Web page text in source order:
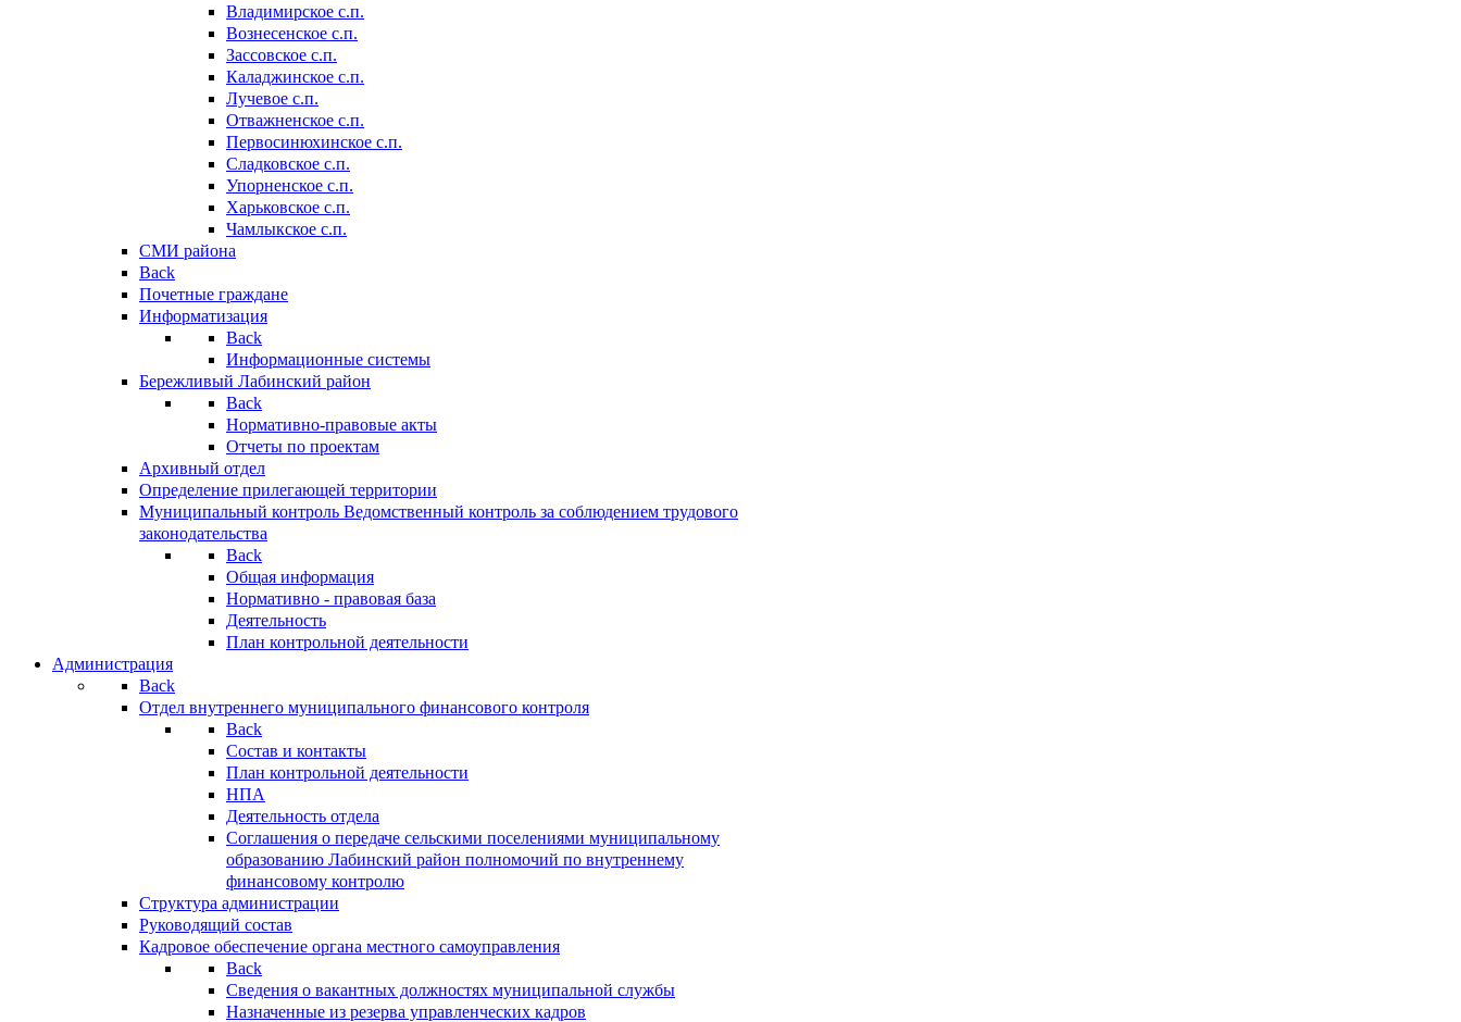
Владимирское с.п.
Вознесенское с.п.
Зассовское с.п.
Каладжинское с.п.
Лучевое с.п.
Отважненское с.п.
Первосинюхинское с.п.
Сладковское с.п.
Упорненское с.п.
Харьковское с.п.
Чамлыкское с.п.
СМИ района
Back
Почетные граждане
Информатизация
Back
Информационные системы
Бережливый Лабинский район
Back
Нормативно-правовые акты
Отчеты по проектам
Архивный отдел
Определение прилегающей территории
Муниципальный контроль Ведомственный контроль за соблюдением трудового
законодательства
Back
Общая информация
Нормативно - правовая база
Деятельность
План контрольной деятельности
Администрация
Back
Отдел внутреннего муниципального финансового контроля
Back
Состав и контакты
План контрольной деятельности
НПА
Деятельность отдела
Соглашения о передаче сельскими поселениями муниципальному
образованию Лабинский район полномочий по внутреннему
финансовому контролю
Структура администрации
Руководящий состав
Кадровое обеспечение органа местного самоуправления
Back
Сведения о вакантных должностях муниципальной службы
Назначенные из резерва управленческих кадров